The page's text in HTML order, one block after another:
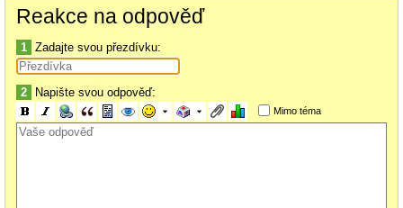
Reakce na odpověď
1 Zadajte svou přezdívku:
2 Napište svou odpověď:
Mimo téma